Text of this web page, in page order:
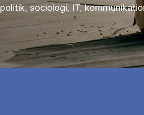
politik, sociologi, IT,